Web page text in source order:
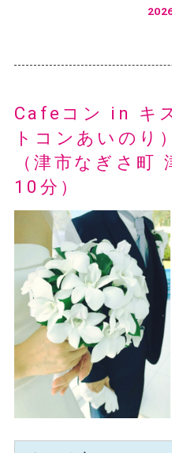
Cafeコン in キ
トコンあいのり
（津市なぎさ町
10分）